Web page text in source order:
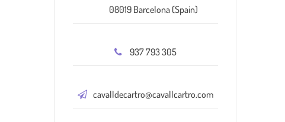
08019 Barcelona (Spain)
937 793 305
cavalldecartro@cavallcartro.com